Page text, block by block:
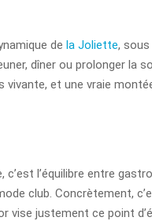
de la Joliette,
dîner ou prolonger la
vivante, et une vraie
l’équilibre entre
club. Concrètement,
vise justement ce point